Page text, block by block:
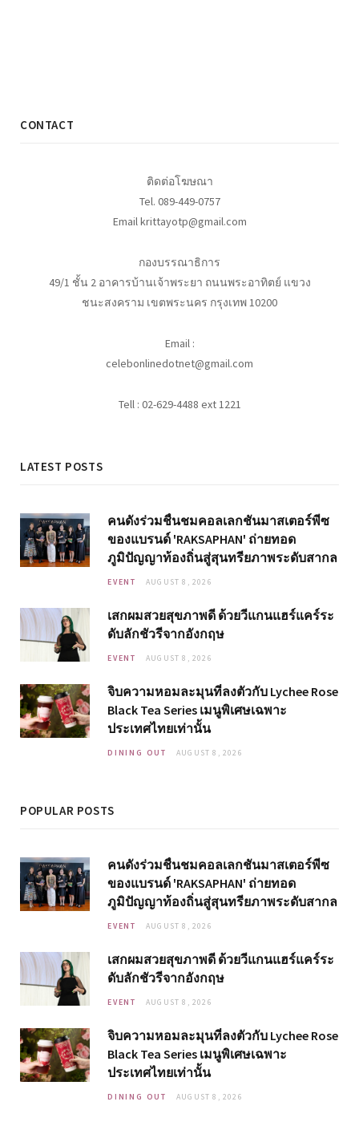
CONTACT
ติดต่อโฆษณา
Tel. 089-449-0757
Email krittayotp@gmail.com
กองบรรณาธิการ
49/1 ชั้น 2 อาคารบ้านเจ้าพระยา ถนนพระอาทิตย์ แขวง
ชนะสงคราม เขตพระนคร กรุงเทพ 10200
Email :
celebonlinedotnet@gmail.com
Tell : 02-629-4488 ext 1221
LATEST POSTS
คนดังร่วมชื่นชมคอลเลกชันมาสเตอร์พีซ
ของแบรนด์ 'RAKSAPHAN' ถ่ายทอด
ภูมิปัญญาท้องถิ่นสู่สุนทรียภาพระดับสากล
EVENT AUGUST 8, 2026
เสกผมสวยสุขภาพดี ด้วยวีแกนแฮร์แคร์ระ
ดับลักชัวรีจากอังกฤษ
EVENT AUGUST 8, 2026
จิบความหอมละมุนที่ลงตัวกับ Lychee Rose
Black Tea Series เมนูพิเศษเฉพาะ
ประเทศไทยเท่านั้น
DINING OUT AUGUST 8, 2026
POPULAR POSTS
คนดังร่วมชื่นชมคอลเลกชันมาสเตอร์พีซ
ของแบรนด์ 'RAKSAPHAN' ถ่ายทอด
ภูมิปัญญาท้องถิ่นสู่สุนทรียภาพระดับสากล
EVENT AUGUST 8, 2026
เสกผมสวยสุขภาพดี ด้วยวีแกนแฮร์แคร์ระ
ดับลักชัวรีจากอังกฤษ
EVENT AUGUST 8, 2026
จิบความหอมละมุนที่ลงตัวกับ Lychee Rose
Black Tea Series เมนูพิเศษเฉพาะ
ประเทศไทยเท่านั้น
DINING OUT AUGUST 8, 2026